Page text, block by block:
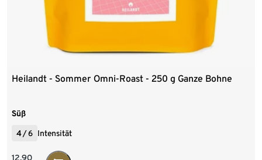
Heilandt - Sommer Omni-Roast - 250 g Ganze Bohne
Süß
4/6 Intensität
12,90